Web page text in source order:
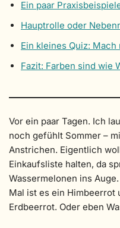
Ein paar
Hauptrolle oder
Ein kleines Quiz:
Fazit: Farben sind wie
Vor ein paar Tagen. Ich
noch gefühlt Sommer –
Anstrichen. Eigentlich
Einkaufsliste halten, da
Wassermelonen ins
Mal ist es ein Himbeerrot
Erdbeerrot. Oder eben